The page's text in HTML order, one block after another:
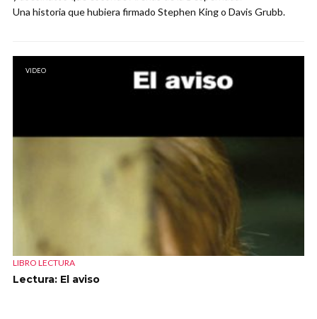
Una historia que hubiera firmado Stephen King o Davis Grubb.
VIDEO
LIBRO LECTURA
Lectura: El aviso